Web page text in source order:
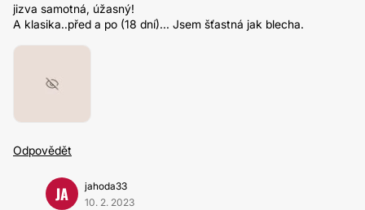
jizva samotná, úžasný!
A klasika..před a po (18 dní)... Jsem šťastná jak blecha.
Odpovědět
JA
jahoda33
10. 2. 2023